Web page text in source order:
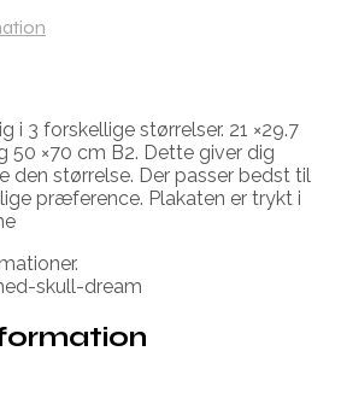
i 3 forskellige størrelser. 21 ×29.7
50 ×70 cm B2. Dette giver dig
den størrelse. Der passer bedst til
præference. Plakaten er trykt i
skull-dream